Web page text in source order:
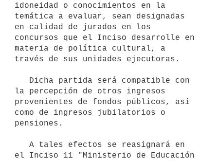
idoneidad o conocimientos en la
temática a evaluar, sean designadas
en calidad de jurados en los
concursos que el Inciso desarrolle en
materia de política cultural, a
través de sus unidades ejecutoras.
la percepción de otros ingresos
provenientes de fondos públicos, así
como de ingresos jubilatorios o
pensiones.
el Inciso 11 "Ministerio de Educación